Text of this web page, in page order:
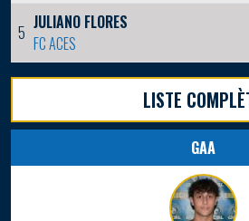
5 JULIANO FLORES
FC ACES
LISTE
GAA